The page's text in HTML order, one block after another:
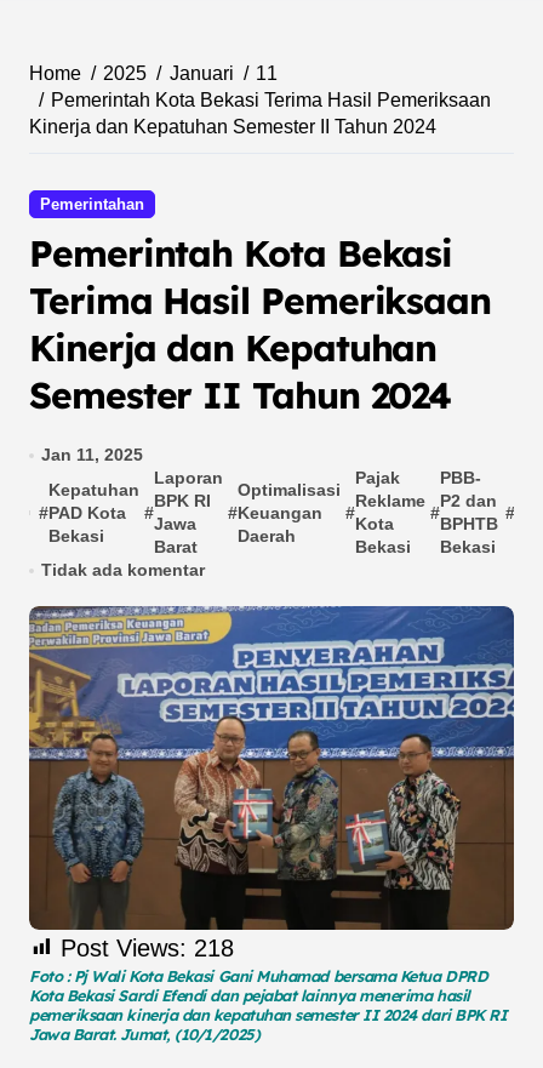
Home 2025 Januari
11
Pemerintah Kota Bekasi Terima Hasil Pemeriksaan
Kinerja dan Kepatuhan Semester II Tahun 2024
Pemerintahan
Pemerintah Kota Bekasi
Terima Hasil Pemeriksaan
Kinerja dan Kepatuhan
Semester II Tahun 2024
Jan 11, 2025
#
Kepatuhan
PAD Kota
Bekasi
#
Laporan
BPK RI
Jawa
Barat
#
Optimalisasi
Keuangan
Daerah
#
Pajak
Reklame
Kota
Bekasi
#
PBB-
P2 dan
BPHTB
Bekasi
#
Tidak ada komentar
Post Views: 218
Foto : Pj Wali Kota Bekasi Gani Muhamad bersama Ketua DPRD
Kota Bekasi Sardi Efendi dan pejabat lainnya menerima hasil
pemeriksaan kinerja dan kepatuhan semester II 2024 dari BPK RI
Jawa Barat. Jumat, (10/1/2025)